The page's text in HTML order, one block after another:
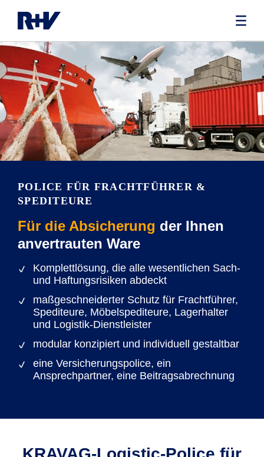
POLICE FÜR FRACHTFÜHRER &
SPEDITEURE
Für die Absicherung der Ihnen
anvertrauten Ware
Komplettlösung, die alle wesentlichen Sach-
und Haftungsrisiken abdeckt
maßgeschneiderter Schutz für Frachtführer,
Spediteure, Möbelspediteure, Lagerhalter
und Logistik-Dienstleister
modular konzipiert und individuell gestaltbar
eine Versicherungspolice, ein
Ansprechpartner, eine Beitragsabrechnung